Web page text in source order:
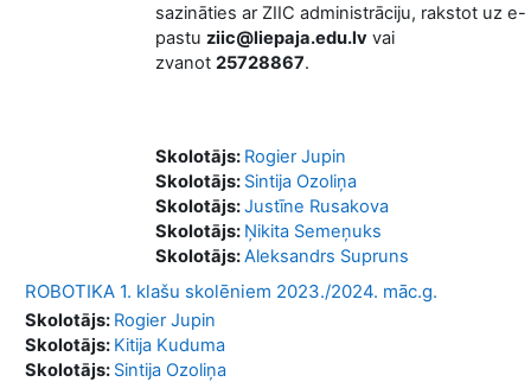
sazināties ar ZIIC administrāciju, rakstot uz e-
pastu ziic@liepaja.edu.lv vai
zvanot 25728867.
Skolotājs: Rogier Jupin
Skolotājs: Sintija Ozoliņa
Skolotājs:Justīne Rusakova
Skolotājs: Ņikita Semeņuks
Skolotājs:Aleksandrs Supruns
ROBOTIKA 1. klašu skolēniem 2023./2024. māc.g.
Skolotājs: Rogier Jupin
Skolotājs: Kitija Kuduma
Skolotājs: Sintija Ozoliņa